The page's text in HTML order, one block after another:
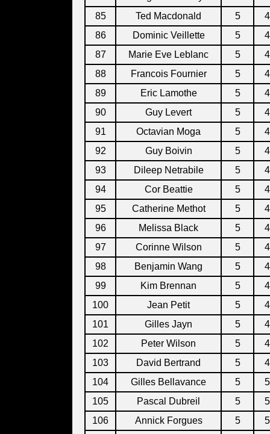
85
Ted Macdonald 5
86
Dominic Veillette 5
87
Marie Eve Leblanc 5
88
Francois Fournier 5
89
Eric Lamothe 5
90
Guy Levert 5
91
Octavian Moga 5
92
Guy Boivin 5
93
Dileep Netrabile 5
94
Cor Beattie 5
95
Catherine Methot 5
96
Melissa Black 5
97
Corinne Wilson 5
98
Benjamin Wang 5
99
Kim Brennan 5
100
Jean Petit 5
101
Gilles Jayn 5
102
Peter Wilson 5
103
David Bertrand 5
104
Gilles Bellavance 5
105
Pascal Dubreil 5
106
Annick Forgues 5